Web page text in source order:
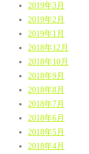
2019年3月
2019年2月
2019年1月
2018年12月
2018年10月
2018年9月
2018年8月
2018年7月
2018年6月
2018年5月
2018年4月